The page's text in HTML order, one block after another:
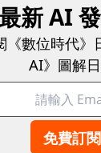
2大心法直
」：CuboAi
新 AI
《數位時代》
AI》圖解